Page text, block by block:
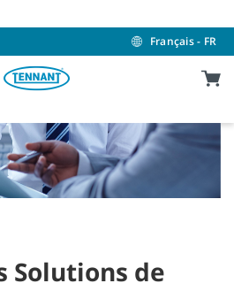
Français - FR
Solutions de